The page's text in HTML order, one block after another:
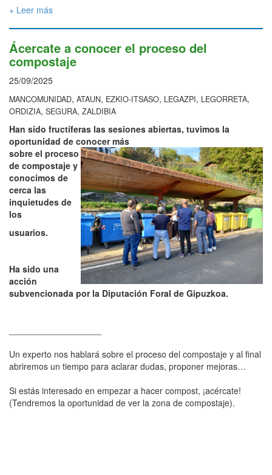
+ Leer más
Ácercate a conocer el proceso del
compostaje
25/09/2025
MANCOMUNIDAD, ATAUN, EZKIO-ITSASO, LEGAZPI, LEGORRETA,
ORDIZIA, SEGURA, ZALDIBIA
Han sido fructíferas las sesiones abiertas, tuvimos la
oportunidad de conocer más
sobre el proceso
de compostaje y
conocimos de
cerca las
inquietudes de
los
usuarios.
Ha sido una
acción
subvencionada por la Diputación Foral de Gipuzkoa.
Un experto nos hablará sobre el proceso del compostaje y al final
abriremos un tiempo para aclarar dudas, proponer mejoras…
Si estás interesado en empezar a hacer compost, ¡acércate!
(Tendremos la oportunidad de ver la zona de compostaje).